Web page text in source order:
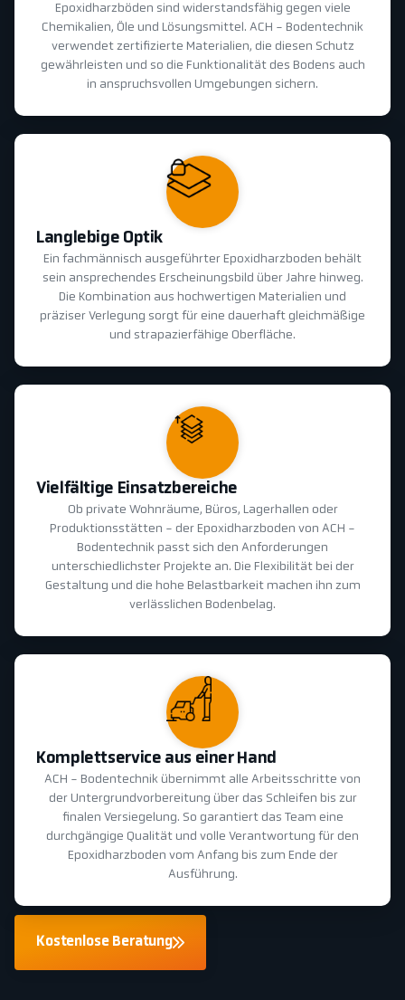
Epoxidharzböden sind widerstandsfähig gegen viele
Chemikalien, Öle und Lösungsmittel. ACH - Bodentechnik
verwendet zertifizierte Materialien, die diesen Schutz
gewährleisten und so die Funktionalität des Bodens auch
in anspruchsvollen Umgebungen sichern.
Langlebige Optik
Ein fachmännisch ausgeführter Epoxidharzboden behält
sein ansprechendes Erscheinungsbild über Jahre hinweg.
Die Kombination aus hochwertigen Materialien und
präziser Verlegung sorgt für eine dauerhaft gleichmäßige
und strapazierfähige Oberfläche.
Vielfältige Einsatzbereiche
Ob private Wohnräume, Büros, Lagerhallen oder
Produktionsstätten - der Epoxidharzboden von ACH -
Bodentechnik passt sich den Anforderungen
unterschiedlichster Projekte an. Die Flexibilität bei der
Gestaltung und die hohe Belastbarkeit machen ihn zum
verlässlichen Bodenbelag.
Komplettservice aus einer Hand
ACH - Bodentechnik übernimmt alle Arbeitsschritte von
der Untergrundvorbereitung über das Schleifen bis zur
finalen Versiegelung. So garantiert das Team eine
durchgängige Qualität und volle Verantwortung für den
Epoxidharzboden vom Anfang bis zum Ende der
Ausführung.
Kostenlose Beratung